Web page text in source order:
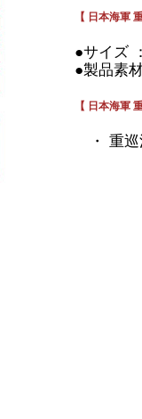
【 日本海軍
●サイズ
●製品素
【 日本海軍
・ 重巡